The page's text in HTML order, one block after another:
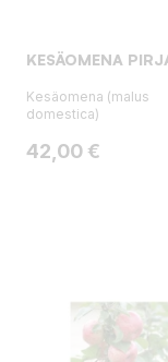
KESÄOMENA
Kesäomena (malus
domestica)
Hinta
42,00 €